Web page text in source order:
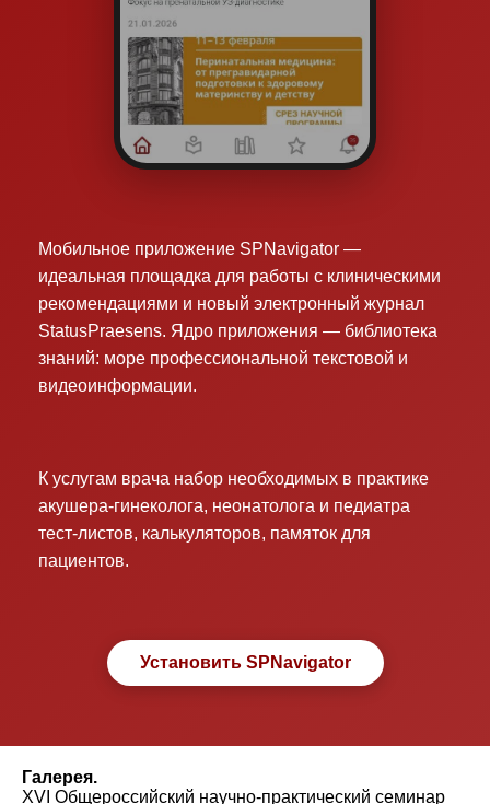
Мобильное приложение SPNavigator —
идеальная площадка для работы с клиническими
рекомендациями и новый электронный журнал
StatusPraesens. Ядро приложения — библиотека
знаний: море профессиональной текстовой и
видеоинформации.
К услугам врача набор необходимых в практике
акушера-гинеколога, неонатолога и педиатра
тест-листов, калькуляторов, памяток для
пациентов.
Установить SPNavigator
Галерея.
XVI Общероссийский научно-практический семинар